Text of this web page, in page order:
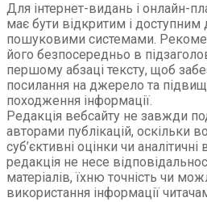
Для інтернет-видань і онлайн-
має бути відкритим і доступним
пошуковими системами.
його безпосередньо в
першому абзаці тексту, щоб
посилання на джерело та
походження інформації.
Редакція вебсайту не завжди
авторами публікацій, оскільки
суб’єктивні оцінки чи
редакція не несе
матеріалів, їхню точність чи
використання інформації